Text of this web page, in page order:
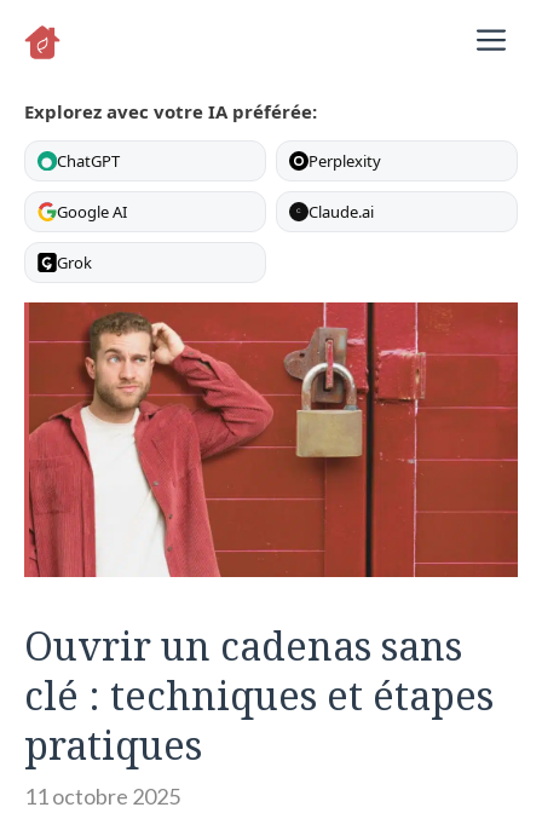
Explorez avec votre IA préférée:
ChatGPT Perplexity
Google AI C Claude.ai
Grok
Ouvrir un cadenas sans
clé : techniques et étapes
pratiques
11 octobre 2025